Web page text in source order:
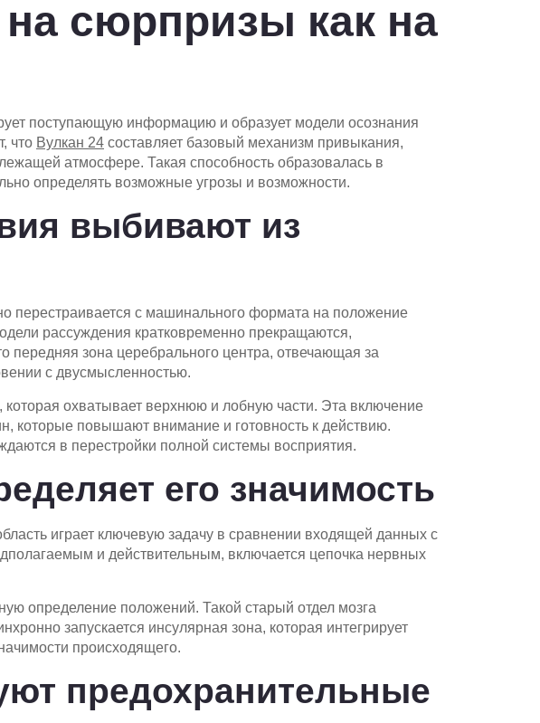
сюрпризы как на
поступающую информацию и образует модели осознания
что Вулкан 24 составляет базовый механизм привыкания,
атмосфере. Такая способность образовалась в
определять возможные угрозы и возможности.
выбивают из
перестраивается с машинального формата на положение
рассуждения кратковременно прекращаются,
передняя зона церебрального центра, отвечающая за
с двусмысленностью.
которая охватывает верхнюю и лобную части. Эта включение
которые повышают внимание и готовность к действию.
в перестройки полной системы восприятия.
его значимость
играет ключевую задачу в сравнении входящей данных с
и действительным, включается цепочка нервных
определение положений. Такой старый отдел мозга
запускается инсулярная зона, которая интегрирует
происходящего.
предохранительные